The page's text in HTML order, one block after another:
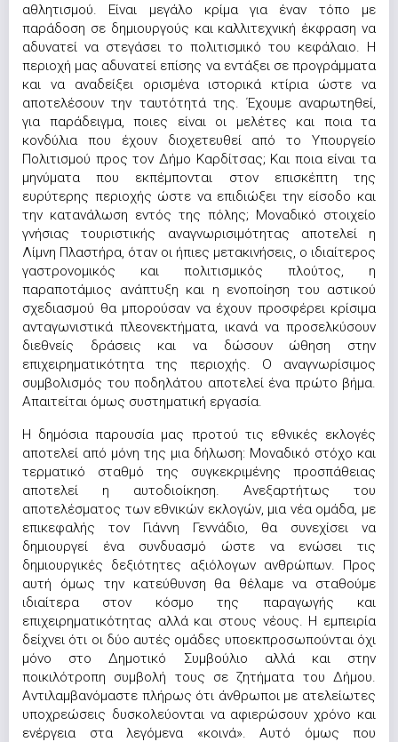
αθλητισμού. Είναι μεγάλο κρίμα για έναν τόπο με
παράδοση σε δημιουργούς και καλλιτεχνική έκφραση να
αδυνατεί να στεγάσει το πολιτισμικό του κεφάλαιο. Η
περιοχή μας αδυνατεί επίσης να εντάξει σε προγράμματα
και να αναδείξει ορισμένα ιστορικά κτίρια ώστε να
αποτελέσουν την ταυτότητά της. Έχουμε αναρωτηθεί,
για παράδειγμα, ποιες είναι οι μελέτες και ποια τα
κονδύλια που έχουν διοχετευθεί από το Υπουργείο
Πολιτισμού προς τον Δήμο Καρδίτσας; Και ποια είναι τα
μηνύματα που εκπέμπονται στον επισκέπτη της
ευρύτερης περιοχής ώστε να επιδιώξει την είσοδο και
την κατανάλωση εντός της πόλης; Μοναδικό στοιχείο
γνήσιας τουριστικής αναγνωρισιμότητας αποτελεί η
Λίμνη Πλαστήρα, όταν οι ήπιες μετακινήσεις, ο ιδιαίτερος
γαστρονομικός και πολιτισμικός πλούτος, η
παραποτάμιος ανάπτυξη και η ενοποίηση του αστικού
σχεδιασμού θα μπορούσαν να έχουν προσφέρει κρίσιμα
ανταγωνιστικά πλεονεκτήματα, ικανά να προσελκύσουν
διεθνείς δράσεις και να δώσουν ώθηση στην
επιχειρηματικότητα της περιοχής. Ο αναγνωρίσιμος
συμβολισμός του ποδηλάτου αποτελεί ένα πρώτο βήμα.
Απαιτείται όμως συστηματική εργασία.
Η δημόσια παρουσία μας προτού τις εθνικές εκλογές
αποτελεί από μόνη της μια δήλωση: Μοναδικό στόχο και
τερματικό σταθμό της συγκεκριμένης προσπάθειας
αποτελεί η αυτοδιοίκηση. Ανεξαρτήτως του
αποτελέσματος των εθνικών εκλογών, μια νέα ομάδα, με
επικεφαλής τον Γιάννη Γεννάδιο, θα συνεχίσει να
δημιουργεί ένα συνδυασμό ώστε να ενώσει τις
δημιουργικές δεξιότητες αξιόλογων ανθρώπων. Προς
αυτή όμως την κατεύθυνση θα θέλαμε να σταθούμε
ιδιαίτερα στον κόσμο της παραγωγής και
επιχειρηματικότητας αλλά και στους νέους. Η εμπειρία
δείχνει ότι οι δύο αυτές ομάδες υποεκπροσωπούνται όχι
μόνο στο Δημοτικό Συμβούλιο αλλά και στην
ποικιλότροπη συμβολή τους σε ζητήματα του Δήμου.
Αντιλαμβανόμαστε πλήρως ότι άνθρωποι με ατελείωτες
υποχρεώσεις δυσκολεύονται να αφιερώσουν χρόνο και
ενέργεια στα λεγόμενα «κοινά». Αυτό όμως που